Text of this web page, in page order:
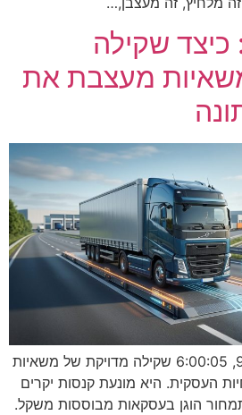
שקילה
מעצבת את
עודכן לאחרונה: 9.6.2026, 6:00:05 שקילה מדויקת של משאיות
העסקית. היא מונעת קנסות יקרים
הוגן בעסקאות מבוססות משקל.